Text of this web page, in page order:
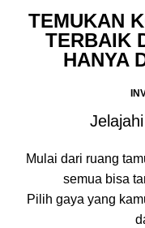
TEMUKAN
TERBAIK
HANYA
Mulai dari ruang
semua bisa
Pilih gaya yang